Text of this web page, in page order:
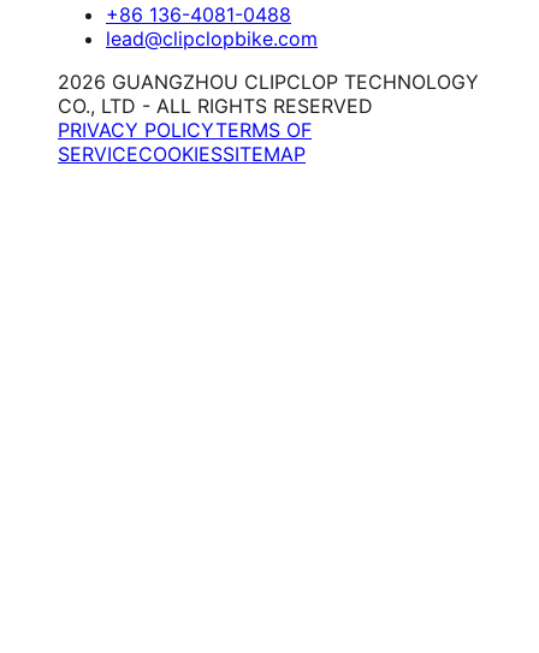
+86 136-4081-0488
lead@clipclopbike.com
2026 GUANGZHOU CLIPCLOP TECHNOLOGY
CO., LTD - ALL RIGHTS RESERVED
PRIVACY POLICYTERMS OF
SERVICECOOKIESSITEMAP